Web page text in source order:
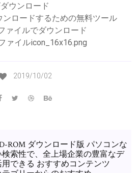
ウンロード
ンロードするための無料ツール
ァイルでダウンロード
ァイルicon_16x16.png
2019/10/02
ROM ダウンロード版 パソコンな
索性で、全上場企業の豊富なデ
できる おすすめコンテンツ